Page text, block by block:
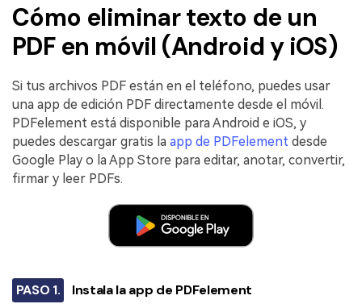
Cómo eliminar texto de un
PDF en móvil (Android y iOS)
Si tus archivos PDF están en el teléfono, puedes usar
una app de edición PDF directamente desde el móvil.
PDFelement está disponible para Android e iOS, y
puedes descargar gratis la app de PDFelement desde
Google Play o la App Store para editar, anotar, convertir,
firmar y leer PDFs.
PASO 1. Instala la app de PDFelement